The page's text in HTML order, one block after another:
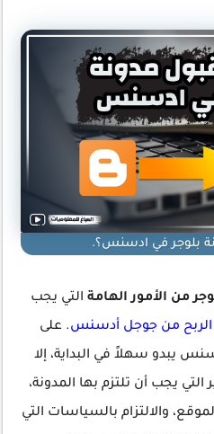
بلوجر في ادسنس؟.
من الأمور الهامة التي يجب
الربح من جوجل أدسنس. على
يبدو سهلاً في البداية، إلا
يجب أن تلتزم بها المدونة،
والالتزام بالسياسات التي